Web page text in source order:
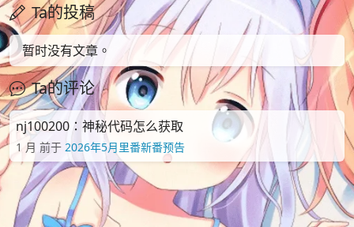
Ta的投稿
暂时没有文章。
Ta的评论
nj100200：神秘代码怎么获取
1 月 前于 2026年5月里番新番预告